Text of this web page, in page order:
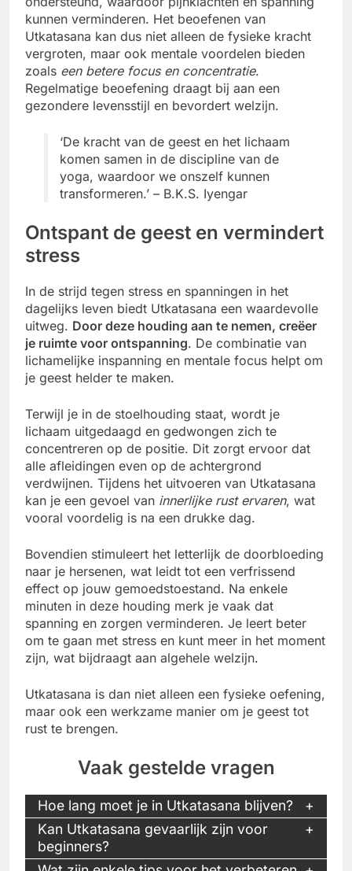
kunnen verminderen. Het beoefenen van
Utkatasana kan dus niet alleen de fysieke kracht
vergroten, maar ook mentale voordelen bieden
zoals een betere focus en concentratie.
Regelmatige beoefening draagt bij aan een
gezondere levensstijl en bevordert welzijn.
‘De kracht van de geest en het lichaam
komen samen in de discipline van de
yoga, waardoor we onszelf kunnen
transformeren.’ – B.K.S. Iyengar
Ontspant de geest en vermindert
stress
In de strijd tegen stress en spanningen in het
dagelijks leven biedt Utkatasana een waardevolle
uitweg. Door deze houding aan te nemen, creëer
je ruimte voor ontspanning. De combinatie van
lichamelijke inspanning en mentale focus helpt om
je geest helder te maken.
Terwijl je in de stoelhouding staat, wordt je
lichaam uitgedaagd en gedwongen zich te
concentreren op de positie. Dit zorgt ervoor dat
alle afleidingen even op de achtergrond
verdwijnen. Tijdens het uitvoeren van Utkatasana
kan je een gevoel van innerlijke rust ervaren, wat
vooral voordelig is na een drukke dag.
Bovendien stimuleert het letterlijk de doorbloeding
naar je hersenen, wat leidt tot een verfrissend
effect op jouw gemoedstoestand. Na enkele
minuten in deze houding merk je vaak dat
spanning en zorgen verminderen. Je leert beter
om te gaan met stress en kunt meer in het moment
zijn, wat bijdraagt aan algehele welzijn.
Utkatasana is dan niet alleen een fysieke oefening,
maar ook een werkzame manier om je geest tot
rust te brengen.
Vaak gestelde vragen
Hoe lang moet je in Utkatasana blijven?
Kan Utkatasana gevaarlijk zijn voor
beginners?